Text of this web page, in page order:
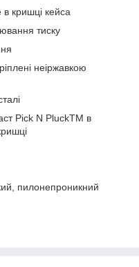
кришці кейса
тиску
неіржавкою
Pick N PluckTM в
пилонепроникний